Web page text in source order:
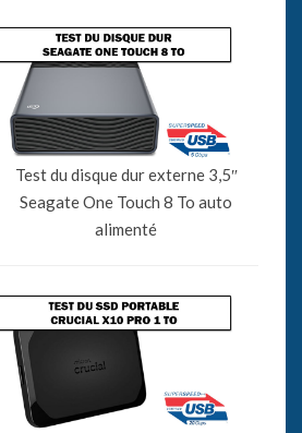
Test du disque dur externe 3,5″
Seagate One Touch 8 To auto
alimenté